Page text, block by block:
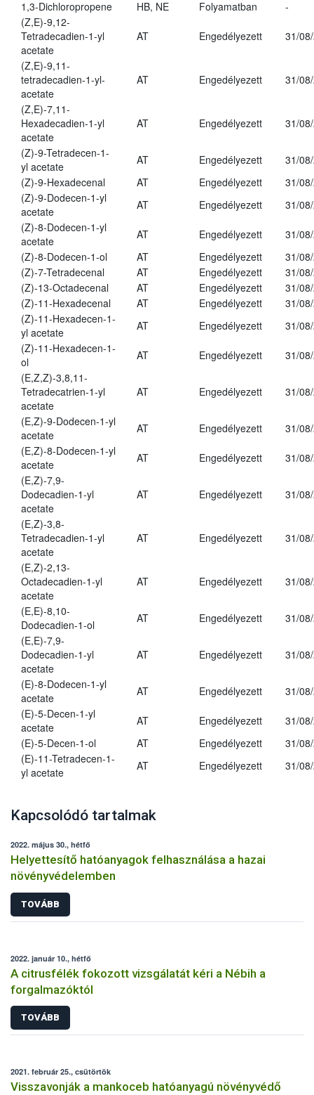
1,3-Dichloropropene
HB, NE Folyamatban
-
(Z,E)-9,12-
Tetradecadien-1-yl
acetate
AT Engedélyezett 31/
(Z,E)-9,11-
tetradecadien-1-yl-
acetate
AT Engedélyezett 31/
(Z,E)-7,11-
Hexadecadien-1-yl
acetate
AT Engedélyezett 31/
(Z)-9-Tetradecen-1-
yl acetate
AT Engedélyezett
31/
(Z)-9-Hexadecenal
AT Engedélyezett
31/
(Z)-9-Dodecen-1-yl
acetate
AT Engedélyezett
31/
(Z)-8-Dodecen-1-yl
acetate
AT Engedélyezett
31/
(Z)-8-Dodecen-1-ol
AT Engedélyezett
31/
(Z)-7-Tetradecenal
AT Engedélyezett
31/
(Z)-13-Octadecenal
AT Engedélyezett
31/
(Z)-11-Hexadecenal
AT Engedélyezett
31/
(Z)-11-Hexadecen-1-
yl acetate
AT Engedélyezett
31/
(Z)-11-Hexadecen-1-
ol
AT Engedélyezett
31/
(E,Z,Z)-3,8,11-
Tetradecatrien-1-yl
acetate
AT Engedélyezett 31/
(E,Z)-9-Dodecen-1-yl
acetate
AT Engedélyezett
31/
(E,Z)-8-Dodecen-1-yl
acetate
AT Engedélyezett
31/
(E,Z)-7,9-
Dodecadien-1-yl
acetate
AT Engedélyezett 31/
(E,Z)-3,8-
Tetradecadien-1-yl
acetate
AT Engedélyezett 31/
(E,Z)-2,13-
Octadecadien-1-yl
acetate
AT Engedélyezett 31/
(E,E)-8,10-
Dodecadien-1-ol
AT Engedélyezett
31/
(E,E)-7,9-
Dodecadien-1-yl
acetate
AT Engedélyezett 31/
(E)-8-Dodecen-1-yl
acetate
AT Engedélyezett
31/
(E)-5-Decen-1-yl
acetate
AT Engedélyezett
31/
(E)-5-Decen-1-ol
AT Engedélyezett
31/
(E)-11-Tetradecen-1-
yl acetate
AT Engedélyezett 31/
Kapcsolódó tartalmak
2022. május 30., hétfő
Helyettesítő hatóanyagok felhasználása a hazai
növényvédelemben
TOVÁBB
2022. január 10., hétfő
A citrusfélék fokozott vizsgálatát kéri a Nébih a
forgalmazóktól
TOVÁBB
2021. február 25., csütörtök
Visszavonják a mankoceb hatóanyagú növényvédő